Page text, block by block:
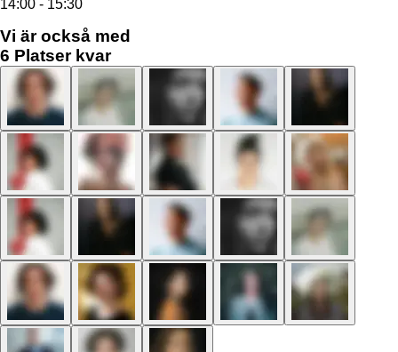
14:00 - 15:30
Vi är också med
6 Platser kvar